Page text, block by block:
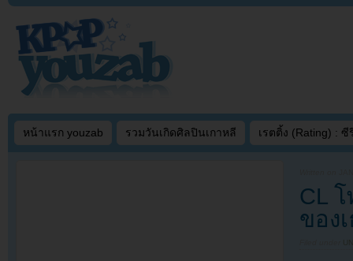
หน้าแรก youzab รวมวันเกิดศิลปินเกาหลี เรตติ้ง (Rating) : ซี
CL
ของ